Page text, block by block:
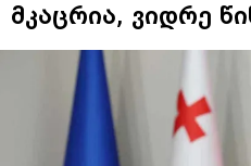
მკაცრია, ვიდრე